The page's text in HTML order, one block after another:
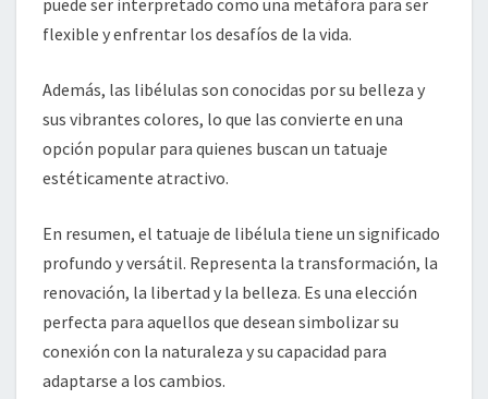
flexible y enfrentar los desafíos de la vida.
Además, las libélulas son conocidas por su belleza y
sus vibrantes colores, lo que las convierte en una
opción popular para quienes buscan un tatuaje
estéticamente atractivo.
En resumen, el tatuaje de libélula tiene un significado
profundo y versátil. Representa la transformación, la
renovación, la libertad y la belleza. Es una elección
perfecta para aquellos que desean simbolizar su
conexión con la naturaleza y su capacidad para
adaptarse a los cambios.